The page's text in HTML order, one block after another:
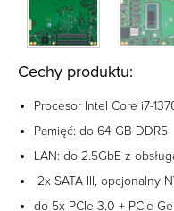
Cechy produktu:
Procesor Intel Core i7-
Pamięć: do 64 GB DDR5
LAN: do 2.5GbE z
2x SATA III, opcjonalny
do 5x PCIe 3.0 + PCIe